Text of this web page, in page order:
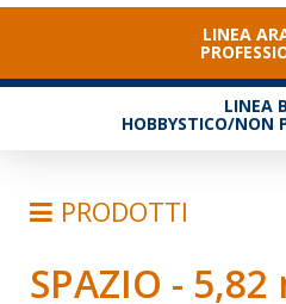
LINEA
LINEA
HOBBYSTICO/NON
PRODOTTI
SCALE
SPAZIO - 5,82